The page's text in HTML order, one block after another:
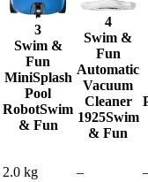
3
Swim &
Fun
MiniSplash
Pool
RobotSwim
& Fun
4
Swim &
Fun
Automatic
Vacuum
Cleaner
1925Swim
& Fun
2.0 kg –